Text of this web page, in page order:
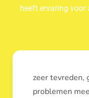
heeft ervaring
Dank u voor
heel goed